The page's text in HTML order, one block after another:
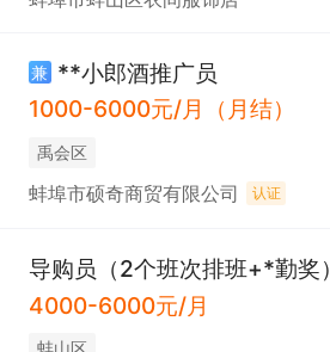
兼 **小郎酒推广员
1000-6000元/月（月结）
禹会区
蚌埠市硕奇商贸有限公司 认证
导购员（2个班次排班+*勤奖）
4000-6000元/月
蚌山区